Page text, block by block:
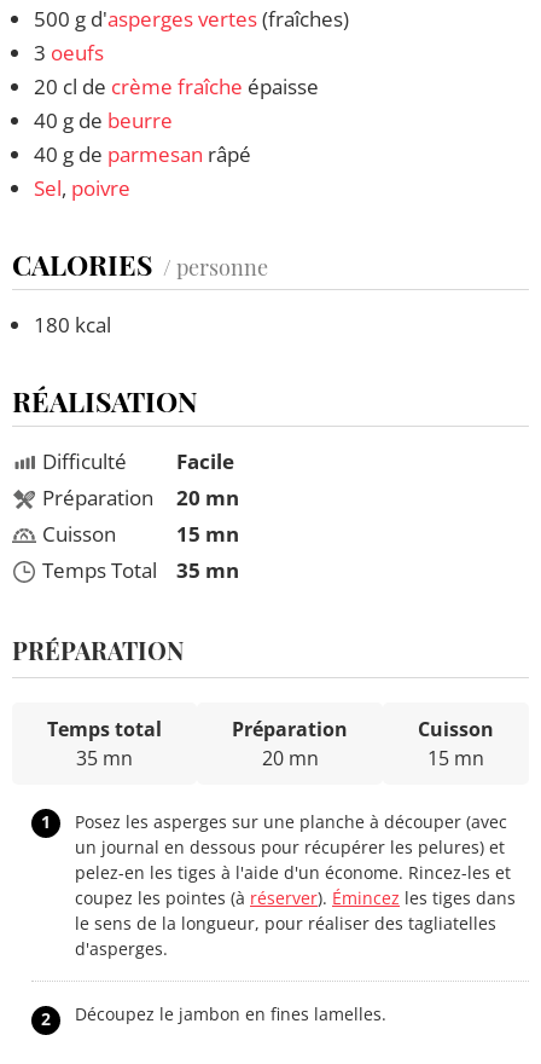
500 g d'asperges vertes(fraîches)
3 oeufs
20 cl de crème fraîche épaisse
40 g de beurre
40 g de parmesan râpé
Sel, poivre
CALORIES / personne
180 kcal
RÉALISATION
Difficulté
Préparation
Cuisson
Temps Total
Facile
20 mn
15 mn
35 mn
PRÉPARATION
Temps total
35 mn
Préparation
20 mn
Cuisson
15 mn
1
Posez les asperges sur une planche à découper (avec
un journal en dessous pour récupérer les pelures) et
pelez-en les tiges à l'aide d'un économe. Rincez-les et
coupez les pointes (à réserver). Émincez les tiges dans
le sens de la longueur, pour réaliser des tagliatelles
d'asperges.
2 Découpez le jambon en fines lamelles.